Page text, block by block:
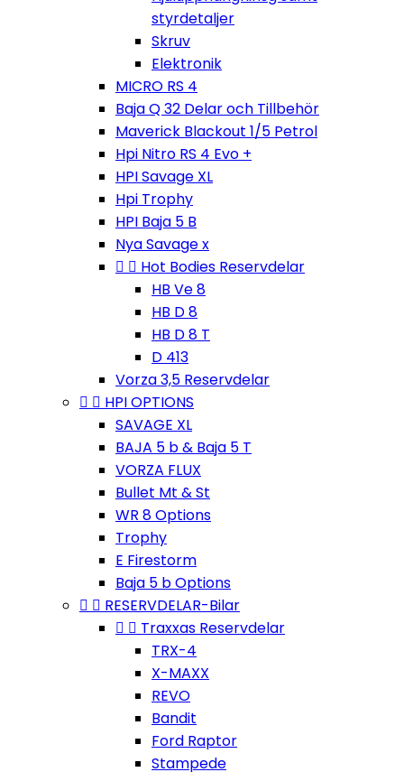
styrdetaljer
Skruv
Elektronik
MICRO RS 4
Baja Q 32 Delar och Tillbehör
Maverick Blackout 1/5 Petrol
Hpi Nitro RS 4 Evo +
HPI Savage XL
Hpi Trophy
HPI Baja 5 B
Nya Savage x
  Hot Bodies Reservdelar
HB Ve 8
HB D 8
HB D 8 T
D 413
Vorza 3,5 Reservdelar
  HPI OPTIONS
SAVAGE XL
BAJA 5 b & Baja 5 T
VORZA FLUX
Bullet Mt & St
WR 8 Options
Trophy
E Firestorm
Baja 5 b Options
  RESERVDELAR-Bilar
  Traxxas Reservdelar
TRX-4
X-MAXX
REVO
Bandit
Ford Raptor
Stampede